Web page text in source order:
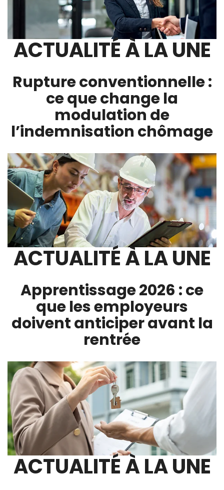
ACTUALITÉ À LA UNE
Rupture conventionnelle :
ce que change la
modulation de
l’indemnisation chômage
ACTUALITÉ À LA UNE
Apprentissage 2026 : ce
que les employeurs
doivent anticiper avant la
rentrée
ACTUALITÉ À LA UNE